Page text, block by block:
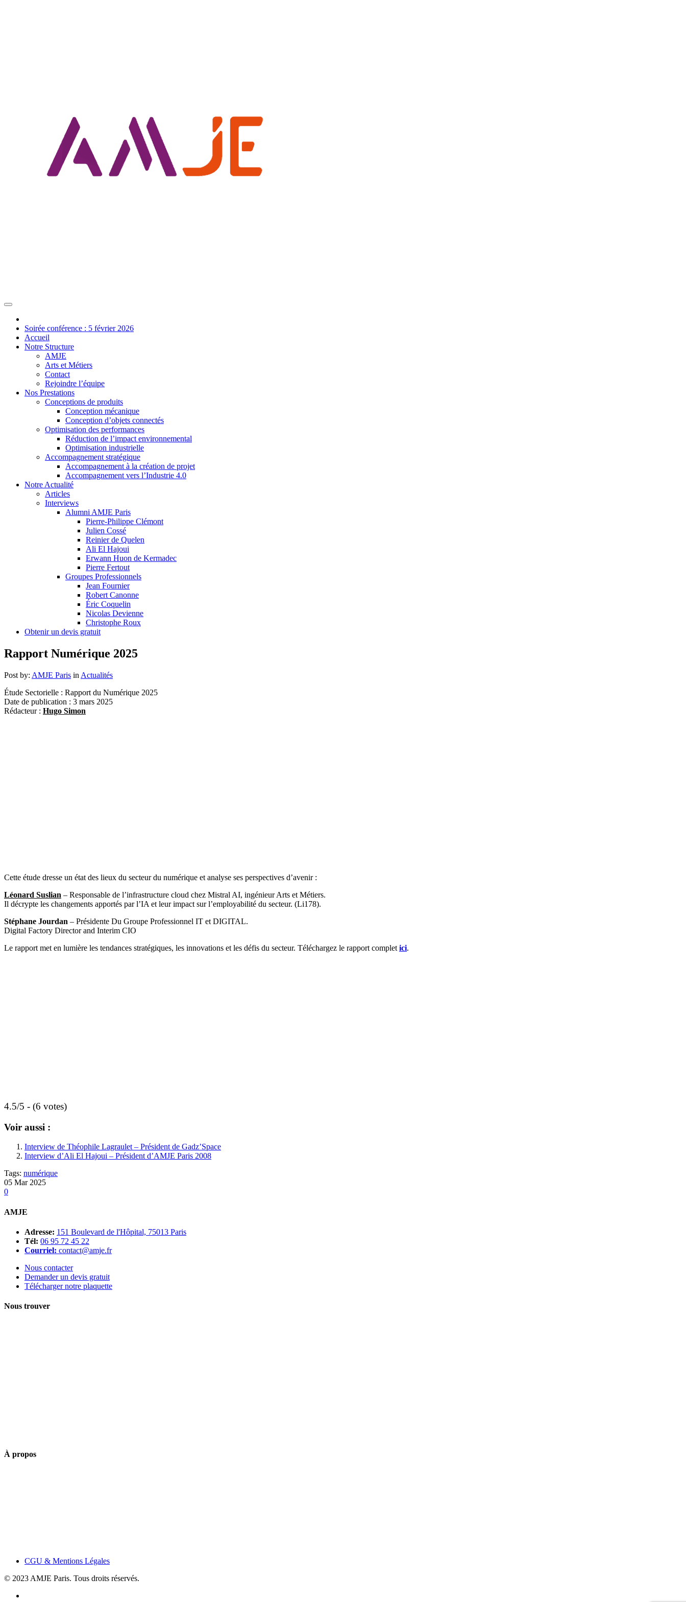
Soirée conférence : 5 février 2026
Accueil
Notre Structure
AMJE
Arts et Métiers
Contact
Rejoindre l’équipe
Nos Prestations
Conceptions de produits
Conception mécanique
Conception d’objets connectés
Optimisation des performances
Réduction de l’impact environnemental
Optimisation industrielle
Accompagnement stratégique
Accompagnement à la création de projet
Accompagnement vers l’Industrie 4.0
Notre Actualité
Articles
Interviews
Alumni AMJE Paris
Pierre-Philippe Clémont
Julien Cossé
Reinier de Quelen
Ali El Hajoui
Erwann Huon de Kermadec
Pierre Fertout
Groupes Professionnels
Jean Fournier
Robert Canonne
Éric Coquelin
Nicolas Devienne
Christophe Roux
Obtenir un devis gratuit
Rapport Numérique 2025
Post by: AMJE Paris in Actualités
Étude Sectorielle : Rapport du Numérique 2025
Date de publication : 3 mars 2025
Rédacteur : Hugo Simon
Cette étude dresse un état des lieux du secteur du numérique et analyse ses perspectives d’avenir :
Léonard Suslian – Responsable de l’infrastructure cloud chez Mistral AI, ingénieur Arts et Métiers.
Il décrypte les changements apportés par l’IA et leur impact sur l’employabilité du secteur. (Li178).
Stéphane Jourdan – Présidente Du Groupe Professionnel IT et DIGITAL.
Digital Factory Director and Interim CIO
Le rapport met en lumière les tendances stratégiques, les innovations et les défis du secteur. Téléchargez le rapport complet ici.
4.5/5 - (6 votes)
Voir aussi :
Interview de Théophile Lagraulet – Président de Gadz’Space
Interview d’Ali El Hajoui – Président d’AMJE Paris 2008
Tags: numérique
05 Mar 2025
0
AMJE
Adresse: 151 Boulevard de l'Hôpital, 75013 Paris
Tél: 06 95 72 45 22
Courriel: contact@amje.fr
Nous contacter
Demander un devis gratuit
Télécharger notre plaquette
Nous trouver
À propos
CGU & Mentions Légales
© 2023 AMJE Paris. Tous droits réservés.